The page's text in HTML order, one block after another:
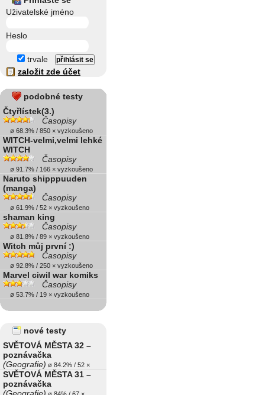
Uživatelské jméno
Heslo
trvale
založit zde účet
podobné testy
Čtyřlístek(3.)
Časopisy
ø 68.3% / 850 × vyzkoušeno
WITCH-velmi,velmi lehké
WITCH
Časopisy
ø 91.7% / 166 × vyzkoušeno
Naruto shipppuuden
(manga)
Časopisy
ø 61.9% / 52 × vyzkoušeno
shaman king
Časopisy
ø 81.8% / 89 × vyzkoušeno
Witch můj první :)
Časopisy
ø 92.8% / 250 × vyzkoušeno
Marvel ciwil war komiks
Časopisy
ø 53.7% / 19 × vyzkoušeno
nové testy
SVĚTOVÁ MĚSTA 32 –
poznávačka
(Geografie) ø 84.2% / 52 ×
SVĚTOVÁ MĚSTA 31 –
poznávačka